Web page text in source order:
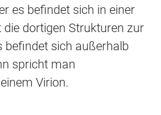
es befindet sich in einer
dortigen Strukturen zur
befindet sich außerhalb
spricht man
Virion.